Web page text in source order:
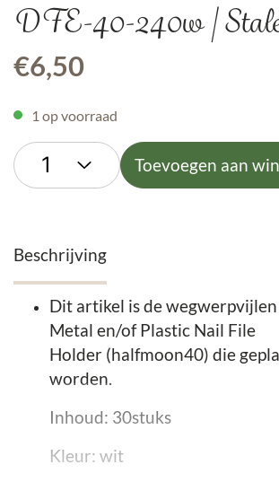
DFE-40-240w |
€6,50
1 op voorraad
Toevoegen aan
Beschrijving
Dit artikel is de
Metal en/of Plastic Nail File
Holder (halfmoon40) die
worden.
Inhoud: 30stuks
Kleur: wit